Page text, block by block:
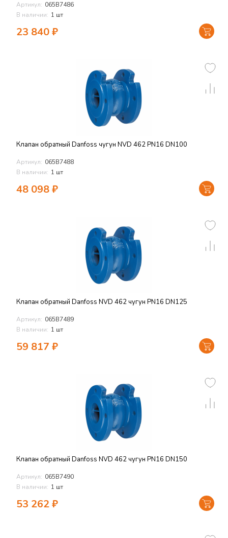
Артикул: 065B7486
В наличии: 1 шт
23 840₽
Клапан обратный Danfoss чугун NVD 462 PN16 DN100
Артикул: 065B7488
В наличии: 1 шт
48 098₽
Клапан обратный Danfoss NVD 462 чугун PN16 DN125
Артикул: 065B7489
В наличии: 1 шт
59 817 ₽
Клапан обратный Danfoss NVD 462 чугун PN16 DN150
Артикул: 065B7490
В наличии: 1 шт
53 262₽